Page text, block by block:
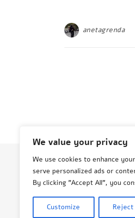
We value your privacy
We use cookies to enhance
serve personalized ads or
By clicking "Accept All", you
Customize Reject
anetagrenda
© Aneta Grenda